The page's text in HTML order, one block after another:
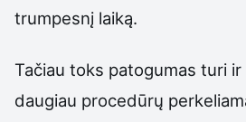
trumpesnį laiką.
Tačiau toks patogumas turi ir
daugiau procedūrų